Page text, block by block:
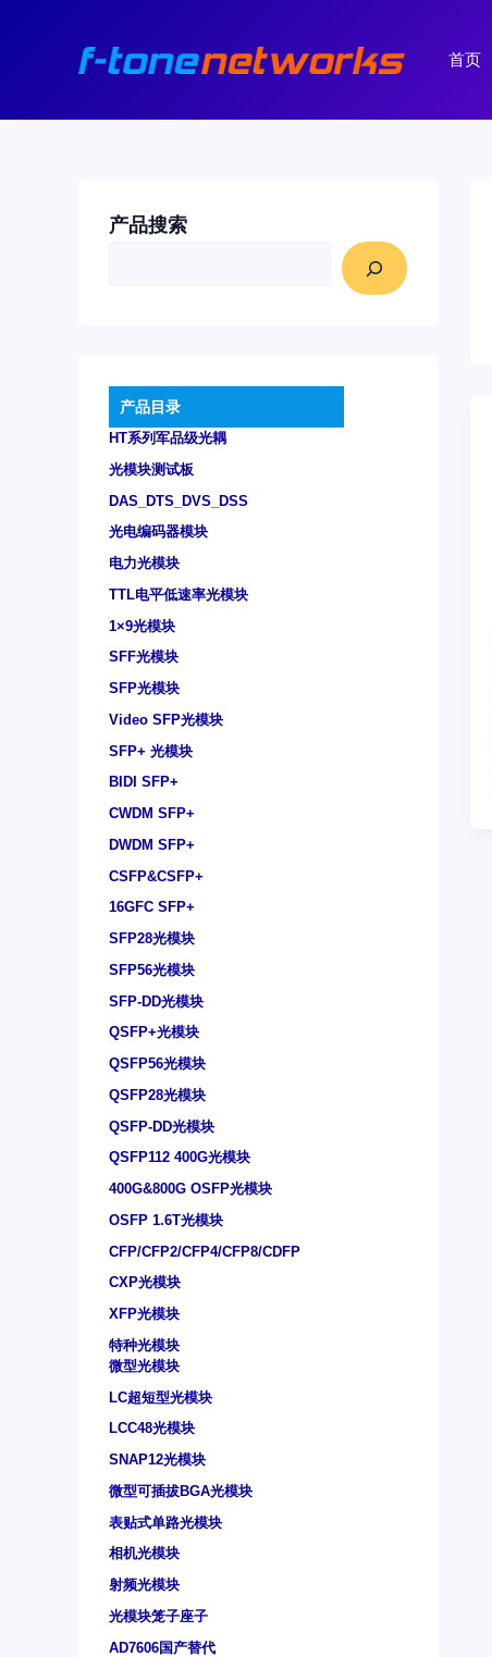
首页
产品搜索
产品目录
HT系列军品级光耦
光模块测试板
DAS_DTS_DVS_DSS
光电编码器模块
电力光模块
TTL电平低速率光模块
1×9光模块
SFF光模块
SFP光模块
Video SFP光模块
SFP+ 光模块
BIDI SFP+
CWDM SFP+
DWDM SFP+
CSFP&CSFP+
16GFC SFP+
SFP28光模块
SFP56光模块
SFP-DD光模块
QSFP+光模块
QSFP56光模块
QSFP28光模块
QSFP-DD光模块
QSFP112 400G光模块
400G&800G OSFP光模块
OSFP 1.6T光模块
CFP/CFP2/CFP4/CFP8/CDFP
CXP光模块
XFP光模块
特种光模块
微型光模块
LC超短型光模块
LCC48光模块
SNAP12光模块
微型可插拔BGA光模块
表贴式单路光模块
相机光模块
射频光模块
光模块笼子座子
AD7606国产替代